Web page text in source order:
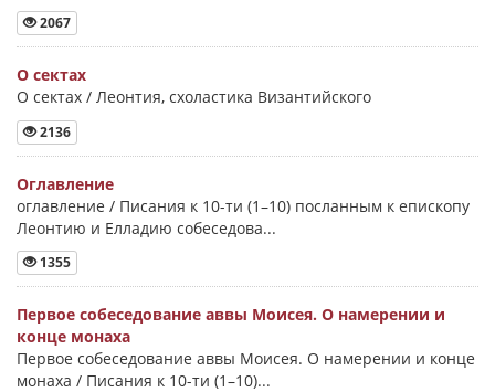
2067
О сектах
О сектах / Леонтия, схоластика Византийского
2136
Оглавление
оглавление / Писания к 10-ти (1–10) посланным к епископу
Леонтию и Елладию собеседова...
1355
Первое собеседование аввы Моисея. О намерении и
конце монаха
Первое собеседование аввы Моисея. О намерении и конце
монаха / Писания к 10-ти (1–10)...